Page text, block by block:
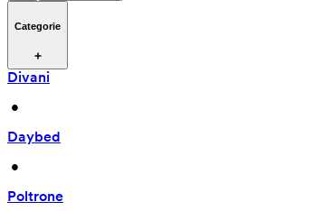
Categorie
Divani
•
Daybed
•
Poltrone